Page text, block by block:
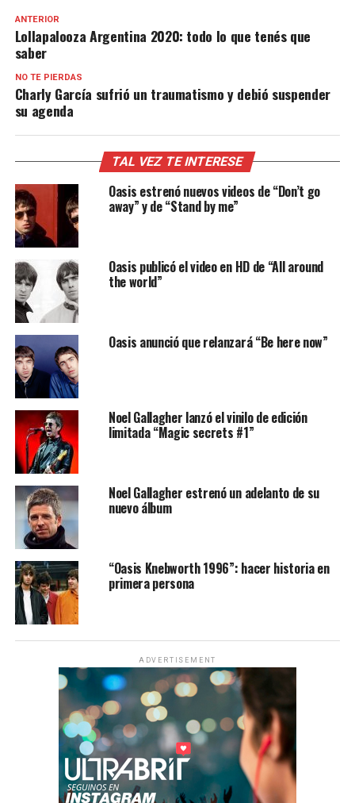
ANTERIOR
Lollapalooza Argentina 2020: todo lo que tenés que
saber
NO TE PIERDAS
Charly García sufrió un traumatismo y debió suspender
su agenda
TAL VEZ TE INTERESE
Oasis estrenó nuevos videos de “Don’t go
away” y de “Stand by me”
Oasis publicó el video en HD de “All around
the world”
Oasis anunció que relanzará “Be here now”
Noel Gallagher lanzó el vinilo de edición
limitada “Magic secrets #1”
Noel Gallagher estrenó un adelanto de su
nuevo álbum
“Oasis Knebworth 1996”: hacer historia en
primera persona
ADVERTISEMENT